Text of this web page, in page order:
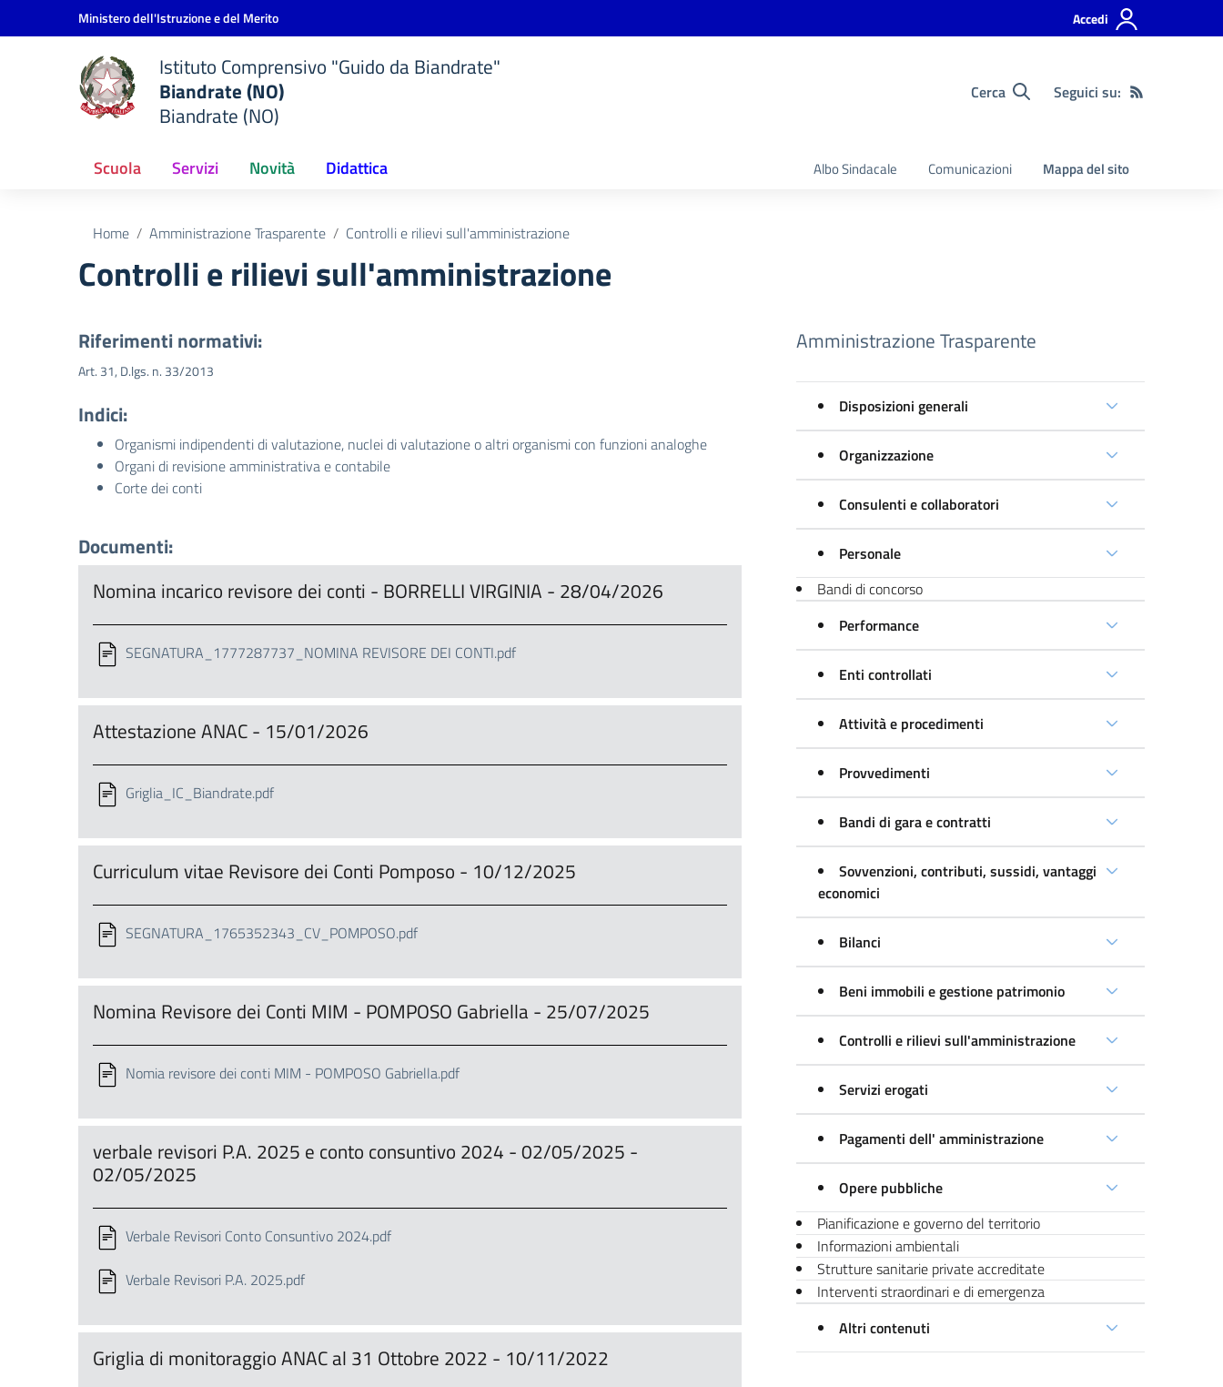
Vai ai contenuti
Vai al menu di navigazioneMinistero dell'Istruzione e del Merito Accedi
Istituto Comprensivo "Guido da Biandrate"
Biandrate (NO)
Biandrate (NO)
Cerca Seguici su:
Scuola Servizi Novità Didattica Albo Sindacale Comunicazioni Mappa del sito
Home Amministrazione Trasparente Controlli e rilievi sull'amministrazione
Controlli e rilievi sull'amministrazione
Riferimenti normativi:
Art. 31, D.lgs. n. 33/2013
Indici:
Organismi indipendenti di valutazione, nuclei di valutazione o altri organismi con funzioni analoghe
Organi di revisione amministrativa e contabile
Corte dei conti
Documenti:
Nomina incarico revisore dei conti - BORRELLI VIRGINIA - 28/04/2026
SEGNATURA_1777287737_NOMINA REVISORE DEI CONTI.pdf
Attestazione ANAC - 15/01/2026
Griglia_IC_Biandrate.pdf
Curriculum vitae Revisore dei Conti Pomposo - 10/12/2025
SEGNATURA_1765352343_CV_POMPOSO.pdf
Nomina Revisore dei Conti MIM - POMPOSO Gabriella - 25/07/2025
Nomia revisore dei conti MIM - POMPOSO Gabriella.pdf
verbale revisori P.A. 2025 e conto consuntivo 2024 - 02/05/2025 -
02/05/2025
Verbale Revisori Conto Consuntivo 2024.pdf
Verbale Revisori P.A. 2025.pdf
Griglia di monitoraggio ANAC al 31 Ottobre 2022 - 10/11/2022
Amministrazione Trasparente
Disposizioni generali
Organizzazione
Consulenti e collaboratori
Personale
Bandi di concorso
Performance
Enti controllati
Attività e procedimenti
Provvedimenti
Bandi di gara e contratti
Sovvenzioni, contributi, sussidi, vantaggi
economici
Bilanci
Beni immobili e gestione patrimonio
Controlli e rilievi sull'amministrazione
Servizi erogati
Pagamenti dell' amministrazione
Opere pubbliche
Pianificazione e governo del territorio
Informazioni ambientali
Strutture sanitarie private accreditate
Interventi straordinari e di emergenza
Altri contenuti